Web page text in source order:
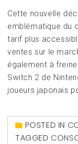
Cette nouvelle
emblématique du
tarif plus
ventes sur le
également à
Switch 2 de
joueurs japonais
POSTED IN
TAGGED